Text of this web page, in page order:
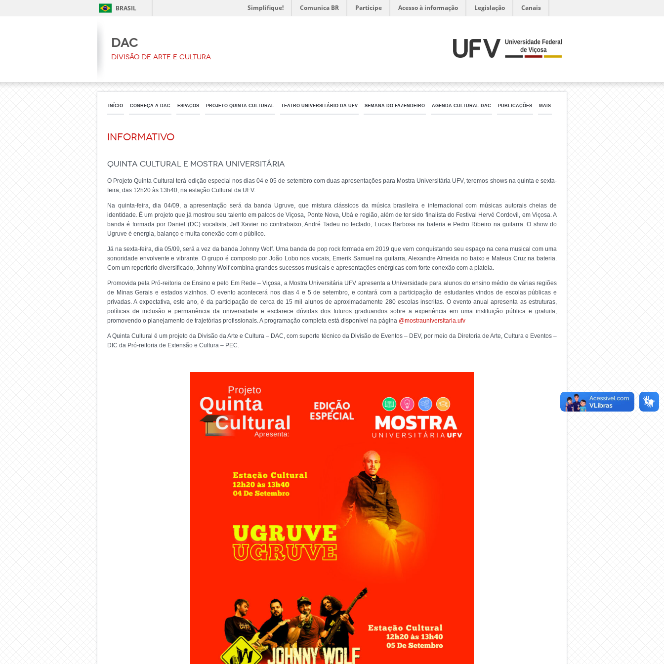
BRASIL Simplifique! Comunica BR Participe Acesso à informação Legislação Canais
DAC
Divisão de Arte e Cultura
INÍCIO CONHEÇA A DAC ESPAÇOS PROJETO QUINTA CULTURAL TEATRO UNIVERSITÁRIO DA UFV SEMANA DO FAZENDEIRO AGENDA CULTURAL DAC PUBLICAÇÕES MAIS
Informativo
Quinta Cultural e Mostra Universitária
O Projeto Quinta Cultural terá edição especial nos dias 04 e 05 de setembro com duas apresentações para Mostra Universitária UFV, teremos shows na quinta e sexta-
feira, das 12h20 às 13h40, na estação Cultural da UFV.
Na quinta-feira, dia 04/09, a apresentação será da banda Ugruve, que mistura clássicos da música brasileira e internacional com músicas autorais cheias de
identidade. É um projeto que já mostrou seu talento em palcos de Viçosa, Ponte Nova, Ubá e região, além de ter sido finalista do Festival Hervé Cordovil, em Viçosa. A
banda é formada por Daniel (DC) vocalista, Jeff Xavier no contrabaixo, André Tadeu no teclado, Lucas Barbosa na bateria e Pedro Ribeiro na guitarra. O show do
Ugruve é energia, balanço e muita conexão com o público.
Já na sexta-feira, dia 05/09, será a vez da banda Johnny Wolf. Uma banda de pop rock formada em 2019 que vem conquistando seu espaço na cena musical com uma
sonoridade envolvente e vibrante. O grupo é composto por João Lobo nos vocais, Emerik Samuel na guitarra, Alexandre Almeida no baixo e Mateus Cruz na bateria.
Com um repertório diversificado, Johnny Wolf combina grandes sucessos musicais e apresentações enérgicas com forte conexão com a plateia.
Promovida pela Pró-reitoria de Ensino e pelo Em Rede – Viçosa, a Mostra Universitária UFV apresenta a Universidade para alunos do ensino médio de várias regiões
de Minas Gerais e estados vizinhos. O evento acontecerá nos dias 4 e 5 de setembro, e contará com a participação de estudantes vindos de escolas públicas e
privadas. A expectativa, este ano, é da participação de cerca de 15 mil alunos de aproximadamente 280 escolas inscritas. O evento anual apresenta as estruturas,
políticas de inclusão e permanência da universidade e esclarece dúvidas dos futuros graduandos sobre a experiência em uma instituição pública e gratuita,
promovendo o planejamento de trajetórias profissionais. A programação completa está disponível na página @mostrauniversitaria.ufv
A Quinta Cultural é um projeto da Divisão da Arte e Cultura – DAC, com suporte técnico da Divisão de Eventos – DEV, por meio da Diretoria de Arte, Cultura e Eventos –
DIC da Pró-reitoria de Extensão e Cultura – PEC.